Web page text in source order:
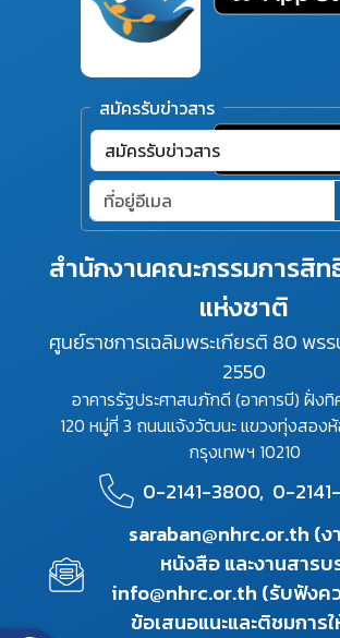
สำนักงานคณะกรรมการสิ
แห่งชาติ
ศูนย์ราชการเฉลิมพระเกียรติ 80 พร
2550
อาคารรัฐประศาสนภักดี (อาคารบี) ฝั่ง
120 หมู่ที่ 3 ถนนแจ้งวัฒนะ แขวงทุ่งสอง
กรุงเทพฯ 10210
0-2141-3800, 0-
saraban@nhrc.or.th (
หนังสือ และงานสาร
info@nhrc.or.th (รับฟังค
ข้อเสนอแนะและติชมการ
สมัครรับข่าวสาร